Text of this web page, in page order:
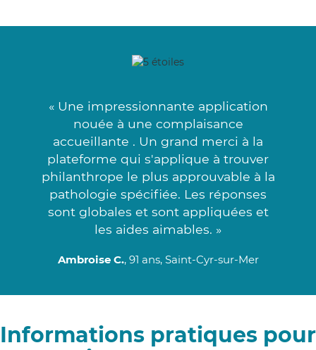
« Une impressionnante application
nouée à une complaisance
accueillante . Un grand merci à la
plateforme qui s'applique à trouver
philanthrope le plus approuvable à la
pathologie spécifiée. Les réponses
sont globales et sont appliquées et
les aides aimables. »
Ambroise C., 91 ans, Saint-Cyr-sur-Mer
Informations pratiques pour